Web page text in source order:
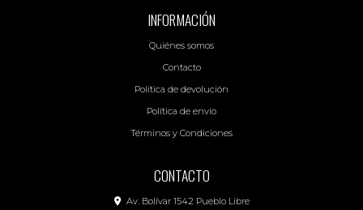
INFORMACIÓN
Quiénes somos
Contacto
Política de devolución
Política de envío
Términos y Condiciones
CONTACTO
Av. Bolívar 1542 Pueblo Libre